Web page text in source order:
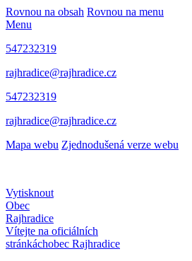
Rovnou na obsah Rovnou na menu
Menu
547232319
rajhradice@rajhradice.cz
547232319
rajhradice@rajhradice.cz
Mapa webu Zjednodušená verze webu
Vytisknout
Obec
Rajhradice
Vítejte na oficiálních
stránkáchobec Rajhradice